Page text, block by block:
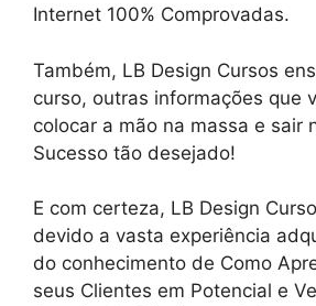
Internet 100% Comprovadas.
Também, LB Design Cursos
curso, outras informações que
colocar a mão na massa e sair
Sucesso tão desejado!
E com certeza, LB Design
devido a vasta experiência
do conhecimento de Como
seus Clientes em Potencial e